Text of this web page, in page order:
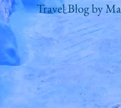
Travel Blog by